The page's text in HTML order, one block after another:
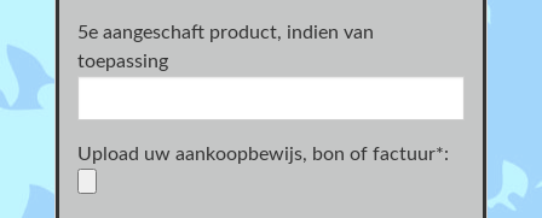
5e aangeschaft product, indien van
toepassing
Upload uw aankoopbewijs, bon of factuur*: